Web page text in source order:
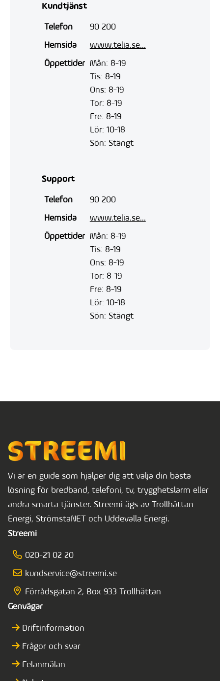
Kundtjänst
Telefon
90 200
Hemsida
www.telia.se...
Öppettider Mån: 8-19
Tis: 8-19
Ons: 8-19
Tor: 8-19
Fre: 8-19
Lör: 10-18
Sön: Stängt
Support
Telefon
90 200
Hemsida
www.telia.se...
Öppettider Mån: 8-19
Tis: 8-19
Ons: 8-19
Tor: 8-19
Fre: 8-19
Lör: 10-18
Sön: Stängt
Vi är en guide som hjälper dig att välja din bästa
lösning för bredband, telefoni, tv, trygghetslarm eller
andra smarta tjänster. Streemi ägs av Trollhättan
Energi, StrömstaNET och Uddevalla Energi.
Streemi
020-21 02 20
kundservice@streemi.se
Förrådsgatan 2, Box 933 Trollhättan
Genvägar
Driftinformation
Frågor och svar
Felanmälan